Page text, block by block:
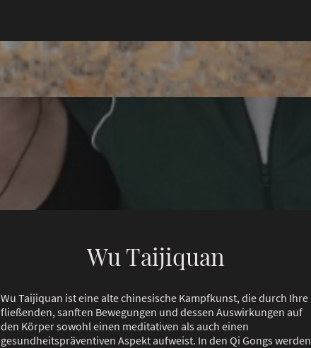
Wu Taijiquan
Wu Taijiquan ist eine alte chinesische Kampfkunst, die durch Ihre
fließenden, sanften Bewegungen und dessen Auswirkungen auf
den Körper sowohl einen meditativen als auch einen
gesundheitspräventiven Aspekt aufweist. In den Qi Gongs werden